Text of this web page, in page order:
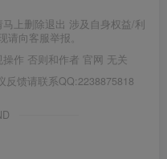
上删除退出 涉及自身权益/利
向客服举报。
作 否则和作者 官网 无关
反馈请联系QQ:2238875818